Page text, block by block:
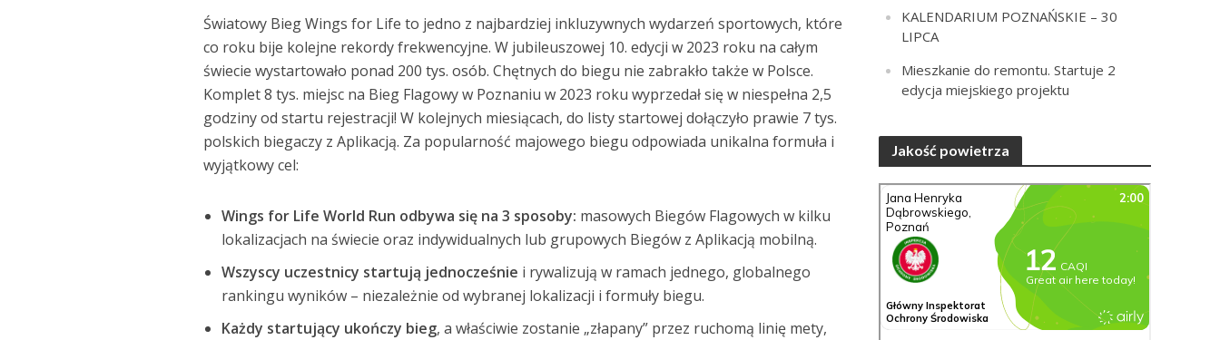
Światowy Bieg Wings for Life to jedno z najbardziej inkluzywnych wydarzeń sportowych, które
co roku bije kolejne rekordy frekwencyjne. W jubileuszowej 10. edycji w 2023 roku na całym
świecie wystartowało ponad 200 tys. osób. Chętnych do biegu nie zabrakło także w Polsce.
Komplet 8 tys. miejsc na Bieg Flagowy w Poznaniu w 2023 roku wyprzedał się w niespełna 2,5
godziny od startu rejestracji! W kolejnych miesiącach, do listy startowej dołączyło prawie 7 tys.
polskich biegaczy z Aplikacją. Za popularność majowego biegu odpowiada unikalna formuła i
wyjątkowy cel:
Wings for Life World Run odbywa się na 3 sposoby: masowych Biegów Flagowych w kilku
lokalizacjach na świecie oraz indywidualnych lub grupowych Biegów z Aplikacją mobilną.
Wszyscy uczestnicy startują jednocześnie i rywalizują w ramach jednego, globalnego
rankingu wyników – niezależnie od wybranej lokalizacji i formuły biegu.
Każdy startujący ukończy bieg, a właściwie zostanie „złapany” przez ruchomą linię mety,
KALENDARIUM POZNAŃSKIE – 30
LIPCA
Mieszkanie do remontu. Startuje 2
edycja miejskiego projektu
Jakość powietrza